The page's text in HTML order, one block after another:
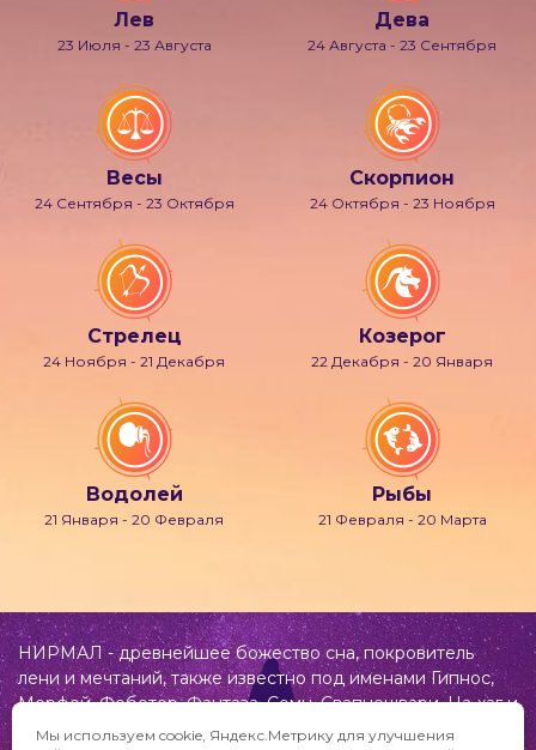
Лев
23 Июля - 23 Августа
Дева
24 Августа - 23 Сентября
Весы
24 Сентября - 23 Октября
Скорпион
24 Октября - 23 Ноября
Стрелец
24 Ноября - 21 Декабря
Козерог
22 Декабря - 20 Января
Водолей
21 Января - 20 Февраля
Рыбы
21 Февраля - 20 Марта
НИРМАЛ - древнейшее божество сна, покровитель
лени и мечтаний, также известно под именами Гипнос,
Морфей, Фобетор, Фантаза, Сомн, Свапнещвари, На-хаг и
др.Мы используем cookie, Яндекс.Метрику для улучшения